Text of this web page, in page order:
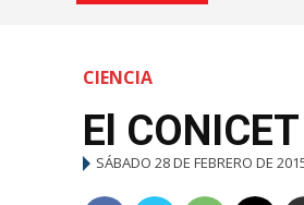
CIENCIA
El
SÁBADO 28 DE FEBRERO DE